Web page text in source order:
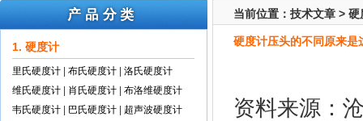
1. 硬度计
里氏硬度计 布氏硬度计
洛氏硬度计
维氏硬度计
肖氏硬度计
布洛维硬度计
韦氏硬度计
巴氏硬度计
超声波硬度计
当前位置： 技术文章 > 硬
硬度计压头的不同原来是
资料来源：